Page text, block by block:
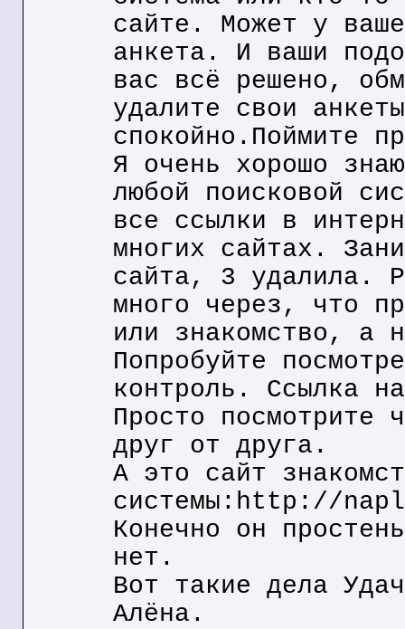
сайте. Может у
анкета. И ваши
вас всё решено,
удалите свои
спокойно.Поймите
Я очень хорошо
любой поисковой
все ссылки в
многих сайтах.
сайта, 3 удалила.
много через, что
или знакомство, а
Попробуйте
контроль. Ссылка
Просто посмотрите
друг от друга.
А это сайт
системы:http://
Конечно он
нет.
Вот такие дела
Алёна.